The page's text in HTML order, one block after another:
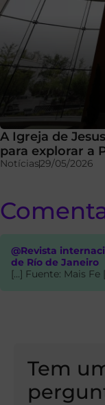
A Igreja de
para explorar a
Notícias29/05/2026
@Revista
de Río de Janeiro
[…] Fuente: Mais Fe
Tem